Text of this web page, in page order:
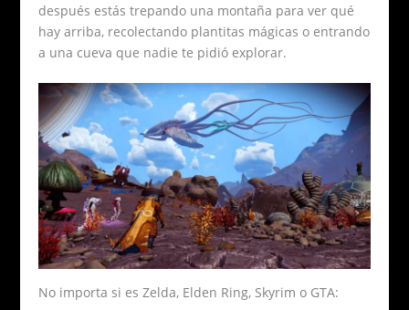
después estás trepando una montaña para ver qué
hay arriba, recolectando plantitas mágicas o entrando
a una cueva que nadie te pidió explorar.
No importa si es Zelda, Elden Ring, Skyrim o GTA: